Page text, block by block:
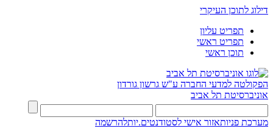
דילוג לתוכן העיקרי
תפריט עליון
תפריט ראשי
תוכן ראשי
הפקולטה למדעי החברה ע"ש גרשון גורדון
אוניברסיטת תל אביב
מערכת פניותאזור אישי לסטודנטים.יותלהרשמה